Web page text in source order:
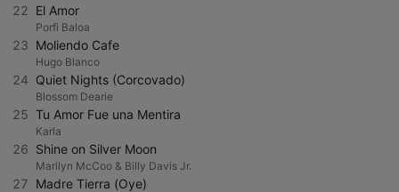
22 El Amor
Porfi Baloa
23 Moliendo Cafe
Hugo Blanco
24 Quiet Nights (Corcovado)
Blossom Dearie
25 Tu Amor Fue una Mentira
Karla
26 Shine on Silver Moon
Marilyn McCoo & Billy Davis Jr.
27 Madre Tierra (Oye)